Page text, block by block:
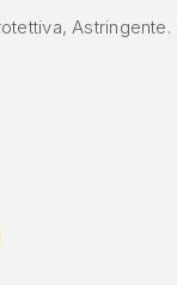
Astringente.